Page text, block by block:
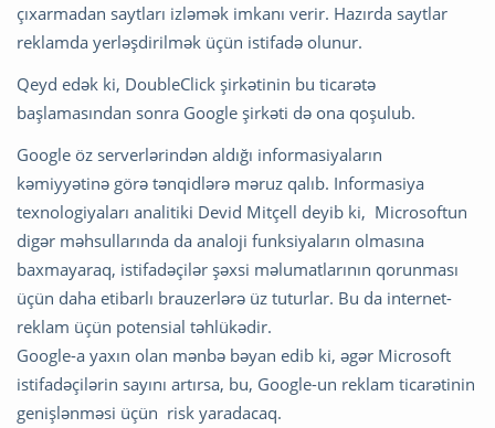
çıxarmadan saytları izləmək imkanı verir. Hazırda saytlar
reklamda yerləşdirilmək üçün istifadə olunur.
Qeyd edək ki, DoubleClick şirkətinin bu ticarətə
başlamasından sonra Google şirkəti də ona qoşulub.
Google öz serverlərindən aldığı informasiyaların
kəmiyyətinə görə tənqidlərə məruz qalıb. Informasiya
texnologiyaları analitiki Devid Mitçell deyib ki, Microsoftun
digər məhsullarında da analoji funksiyaların olmasına
baxmayaraq, istifadəçilər şəxsi məlumatlarının qorunması
üçün daha etibarlı brauzerlərə üz tuturlar. Bu da internet-
reklam üçün potensial təhlükədir.
Google-a yaxın olan mənbə bəyan edib ki, əgər Microsoft
istifadəçilərin sayını artırsa, bu, Google-un reklam ticarətinin
genişlənməsi üçün risk yaradacaq.